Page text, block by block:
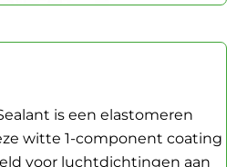
is een elastomeren
witte 1-component coating
voor luchtdichtingen aan